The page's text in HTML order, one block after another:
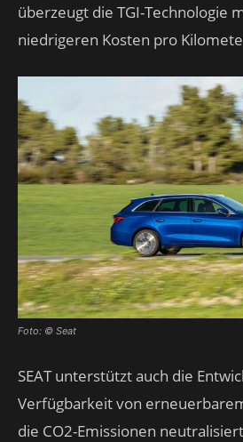
überzeugt die TGI-Technologie
niedrigeren Kosten pro
Foto: © Seat
SEAT unterstützt auch die
Verfügbarkeit von
die CO2-Emissionen